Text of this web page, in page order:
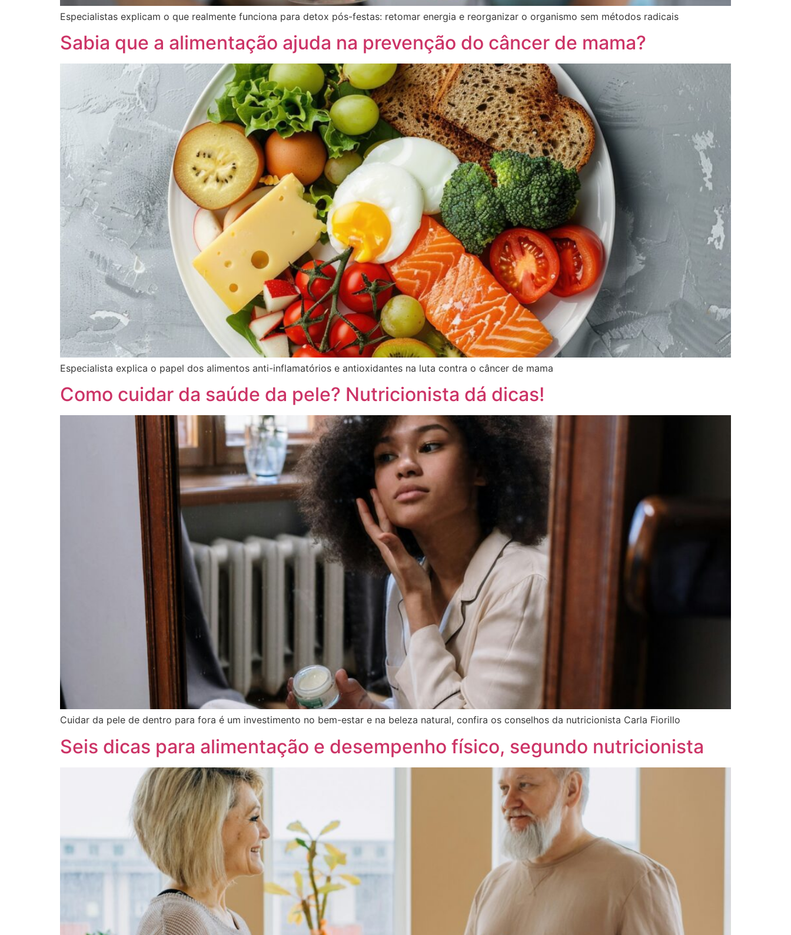
Especialistas explicam o que realmente funciona para detox pós-festas: retomar energia e reorganizar o organismo sem métodos radicais
Sabia que a alimentação ajuda na prevenção do câncer de mama?
Especialista explica o papel dos alimentos anti-inflamatórios e antioxidantes na luta contra o câncer de mama
Como cuidar da saúde da pele? Nutricionista dá dicas!
Cuidar da pele de dentro para fora é um investimento no bem-estar e na beleza natural, confira os conselhos da nutricionista Carla Fiorillo
Seis dicas para alimentação e desempenho físico, segundo nutricionista